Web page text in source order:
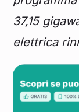
37,15
elettrica